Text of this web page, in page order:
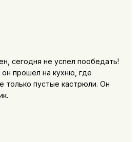
сегодня не успел пообедать!
прошел на кухню, где
только пустые кастрюли. Он